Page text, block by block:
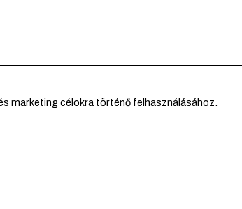
marketing célokra történő felhasználásához.